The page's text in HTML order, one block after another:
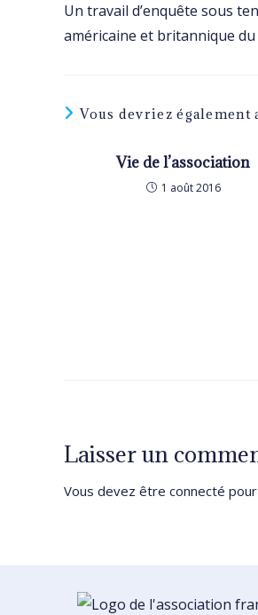
articles
Un travail d’enquête sous
américaine et britannique
Vous devriez également
Vie de l’association
1 août 2016
Laisser un
Vous devez être connecté